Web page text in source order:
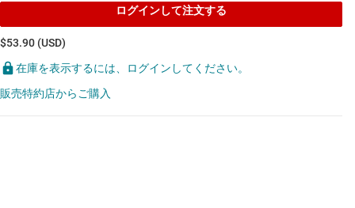
ログインして注文する
$53.90 (USD)
在庫を表示するには、ログインしてください。
販売特約店からご購入